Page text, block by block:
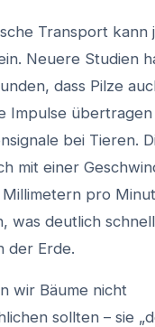
Transport kann
Neuere Studien
dass Pilze
Impulse übertragen
bei Tieren.
mit einer
pro
was deutlich
der Erde.
wir Bäume nicht
sollten – sie